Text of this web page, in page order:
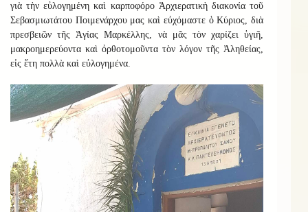
γιὰ τὴν εὐλογημένη καὶ καρποφόρο Ἀρχιερατικὴ διακονία τοῦ
Σεβασμιωτάτου Ποιμενάρχου μας καὶ εὐχόμαστε ὁ Κύριος, διὰ
πρεσβειῶν τῆς Ἁγίας Μαρκέλλης, νὰ μᾶς τὸν χαρίζει ὑγιῆ,
μακροημερεύοντα καὶ ὀρθοτομοῦντα τὸν λόγον τῆς Ἀληθείας,
εἰς ἔτη πολλὰ καὶ εὐλογημένα.